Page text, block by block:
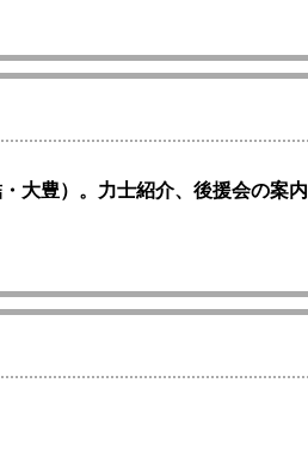
大豊）。力士紹介、後援会の案内